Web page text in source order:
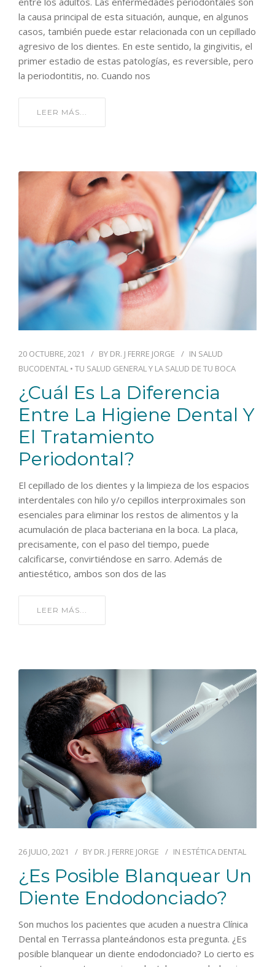
la causa principal de esta situación, aunque, en algunos
casos, también puede estar relacionada con un cepillado
agresivo de los dientes. En este sentido, la gingivitis, el
primer estadio de estas patologías, es reversible, pero
la periodontitis, no. Cuando nos
LEER MÁS...
20 OCTUBRE, 2021 BY DR. J FERRE JORGE IN SALUD
BUCODENTAL • TU SALUD GENERAL Y LA SALUD DE TU BOCA
¿Cuál Es La Diferencia
Entre La Higiene Dental Y
El Tratamiento
Periodontal?
El cepillado de los dientes y la limpieza de los espacios
interdentales con hilo y/o cepillos interproximales son
esenciales para eliminar los restos de alimentos y la
acumulación de placa bacteriana en la boca. La placa,
precisamente, con el paso del tiempo, puede
calcificarse, convirtiéndose en sarro. Además de
antiestético, ambos son dos de las
LEER MÁS...
26 JULIO, 2021 BY DR. J FERRE JORGE IN ESTÉTICA DENTAL
¿Es Posible Blanquear Un
Diente Endodonciado?
Son muchos los pacientes que acuden a nuestra Clínica
Dental en Terrassa planteándonos esta pregunta. ¿Es
posible blanquear un diente endodonciado? Lo cierto es